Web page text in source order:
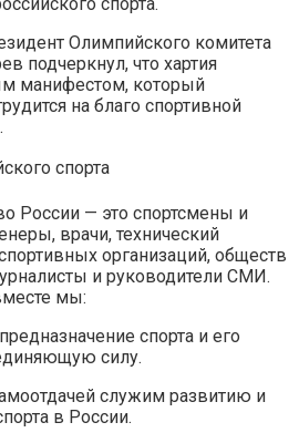
Олимпийского комитета
подчеркнул, что хартия
манифестом, который
на благо спортивной
спорта
России — это спортсмены и
врачи, технический
организаций, обществ
и руководители СМИ.
мы:
спорта и его
силу.
служим развитию и
в России.